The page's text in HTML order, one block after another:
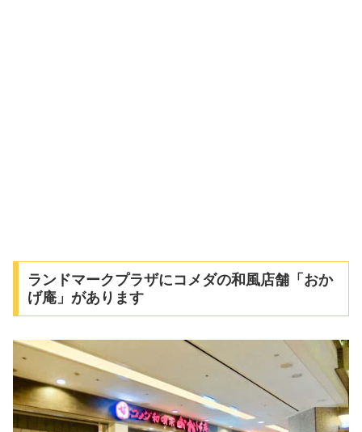
ランドマークプラザにコメダの和風店舗「おか
げ庵」があります